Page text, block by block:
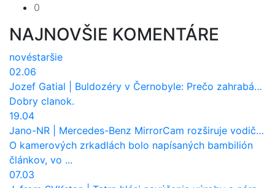
0
NAJNOVŠIE KOMENTÁRE
novéstaršie
02.06
Jozef Gatial
Buldozéry v Černobyle: Prečo zahrabávali Červený les pod zem?
Dobry clanok.
19.04
Jano-NR
Mercedes-Benz MirrorCam rozširuje vodičovi výhľad a uberá autobusom odpor vzduchu
O kamerových zrkadlách bolo napísaných bambilión
článkov, vo ...
07.03